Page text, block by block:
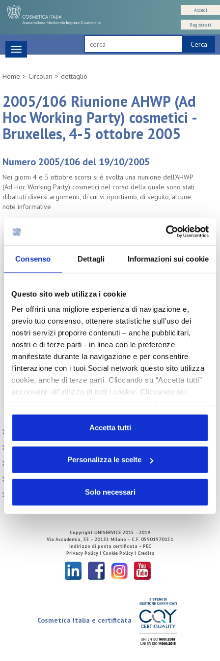
Consenso Dettagli Informazioni sui cookie
Questo sito web utilizza i cookie
Per offrirti una migliore esperienza di navigazione e,
previo tuo consenso, ottenere statistiche sull’uso dei
nostri servizi proporre contenuti – anche pubblicitari,
nostri e di terze parti - in linea con le preferenze
manifestate durante la navigazione e per consentire
l’interazione con i tuoi Social network questo sito utilizza
cookie, anche di terze parti. Cliccando su “Accetta tutti”
acconsenti all’utilizzo di tutti i cookie. Cliccando sul
o profilazione viene utilizzato. Cliccando su
“Personalizza le scelte” è possibile esprimere la propria
volontà in relazione a ciascuna categoria di cookie del
Accetta tutti
Personalizza le scelte
Solo necessari
Cerca
Accedi
Registrati
Toggle
navigation
Home
Circolari dettaglio
2005/106 Riunione AHWP (Ad
Hoc Working Party) cosmetici -
Bruxelles, 4-5 ottobre 2005
Numero 2005/106 del 19/10/2005
Nei giorni 4 e 5 ottobre scorsi si è svolta una riunione dell’AHWP
(Ad Hoc Working Party) cosmetici nel corso della quale sono stati
dibattuti diversi argomenti, di cui vi riportiamo, di seguito, alcune
note informative
Per visualizzare il testo completo del
documento, devi essere un utente registrato
Password
Ricordami
Non ti sei ancora registrato?Registrati
Attività internazionali
Direzione
Copyright UNISERVICE 2015 - 2019
Via Accademia, 33 – 20131 Milano – C.F. 05901970151
Indirizzo di posta certificata – PEC
Privacy Policy | Cookie Policy | Credits
Cosmetica Italia è certificata